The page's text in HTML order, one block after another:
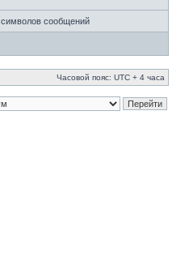
символов сообщений
Часовой пояс: UTC + 4 часа